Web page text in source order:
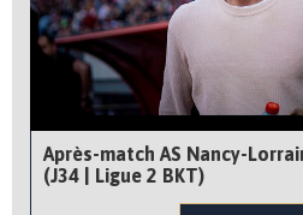
Après-match AS Nancy-
(J34 | Ligue 2 BKT)